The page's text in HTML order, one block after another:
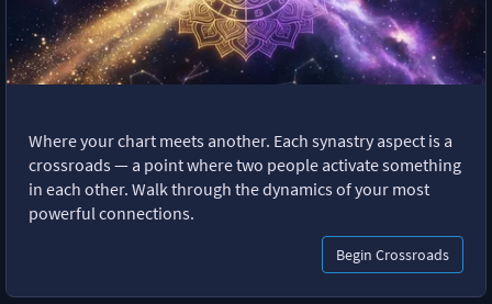
Where your chart meets another. Each synastry aspect is a
crossroads — a point where two people activate something
in each other. Walk through the dynamics of your most
powerful connections.
Begin Crossroads